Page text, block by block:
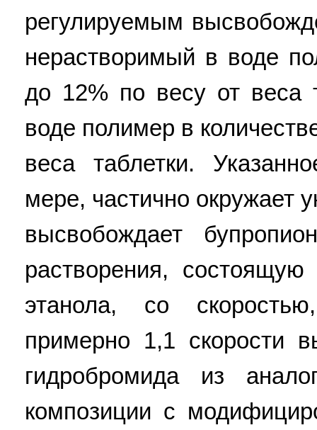
регулируемым
нерастворимый в воде
до 12% по весу от веса
воде полимер в
веса таблетки.
мере, частично окружает
высвобождает
растворения,
этанола, со
примерно 1,1 скорости
гидробромида из
композиции с